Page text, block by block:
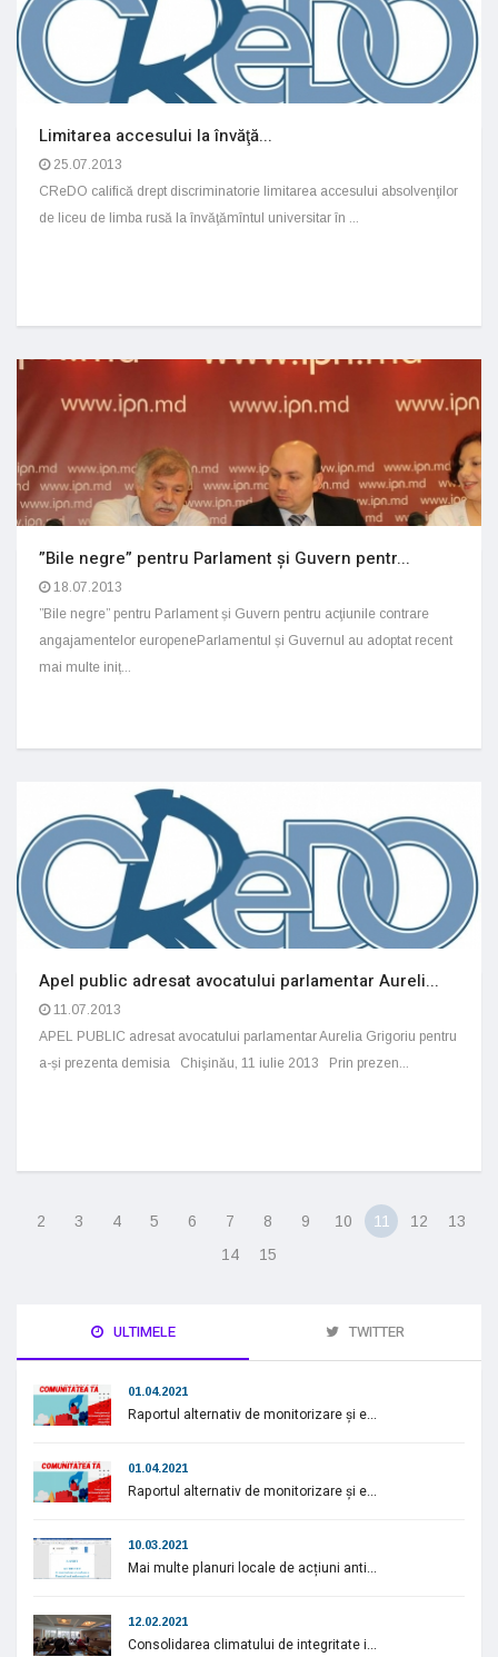
Limitarea accesului la învăţă...
25.07.2013
CReDO califică drept discriminatorie limitarea accesului absolvenţilor
de liceu de limba rusă la învăţămîntul universitar în ...
”Bile negre” pentru Parlament și Guvern pentr...
18.07.2013
”Bile negre” pentru Parlament și Guvern pentru acţiunile contrare
angajamentelor europeneParlamentul și Guvernul au adoptat recent
mai multe iniț...
Apel public adresat avocatului parlamentar Aureli...
11.07.2013
APEL PUBLIC adresat avocatului parlamentar Aurelia Grigoriu pentru
a-și prezenta demisia Chişinău, 11 iulie 2013 Prin prezen...
2 3 4 5 6 7 8 9 10 11 12
13
14
15
ULTIMELE TWITTER
01.04.2021
Raportul alternativ de monitorizare și e...
01.04.2021
Raportul alternativ de monitorizare și e...
10.03.2021
Mai multe planuri locale de acțiuni anti...
12.02.2021
Consolidarea climatului de integritate i...